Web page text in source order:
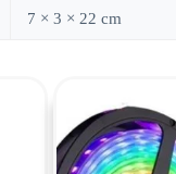
7 × 3 × 22 cm